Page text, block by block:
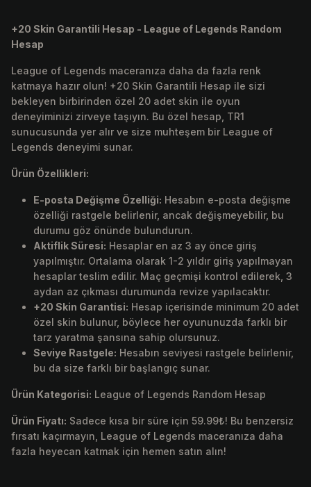
+20 Skin Garantili Hesap - League of Legends Random
Hesap
League of Legends maceranıza daha da fazla renk
katmaya hazır olun! +20 Skin Garantili Hesap ile sizi
bekleyen birbirinden özel 20 adet skin ile oyun
deneyiminizi zirveye taşıyın. Bu özel hesap, TR1
sunucusunda yer alır ve size muhteşem bir League of
Legends deneyimi sunar.
Ürün Özellikleri:
E-posta Değişme Özelliği: Hesabın e-posta değişme
özelliği rastgele belirlenir, ancak değişmeyebilir, bu
durumu göz önünde bulundurun.
Aktiflik Süresi: Hesaplar en az 3 ay önce giriş
yapılmıştır. Ortalama olarak 1-2 yıldır giriş yapılmayan
hesaplar teslim edilir. Maç geçmişi kontrol edilerek, 3
aydan az çıkması durumunda revize yapılacaktır.
+20 Skin Garantisi: Hesap içerisinde minimum 20 adet
özel skin bulunur, böylece her oyununuzda farklı bir
tarz yaratma şansına sahip olursunuz.
Seviye Rastgele: Hesabın seviyesi rastgele belirlenir,
bu da size farklı bir başlangıç sunar.
Ürün Kategorisi: League of Legends Random Hesap
Ürün Fiyatı: Sadece kısa bir süre için 59.99₺! Bu benzersiz
fırsatı kaçırmayın, League of Legends maceranıza daha
fazla heyecan katmak için hemen satın alın!